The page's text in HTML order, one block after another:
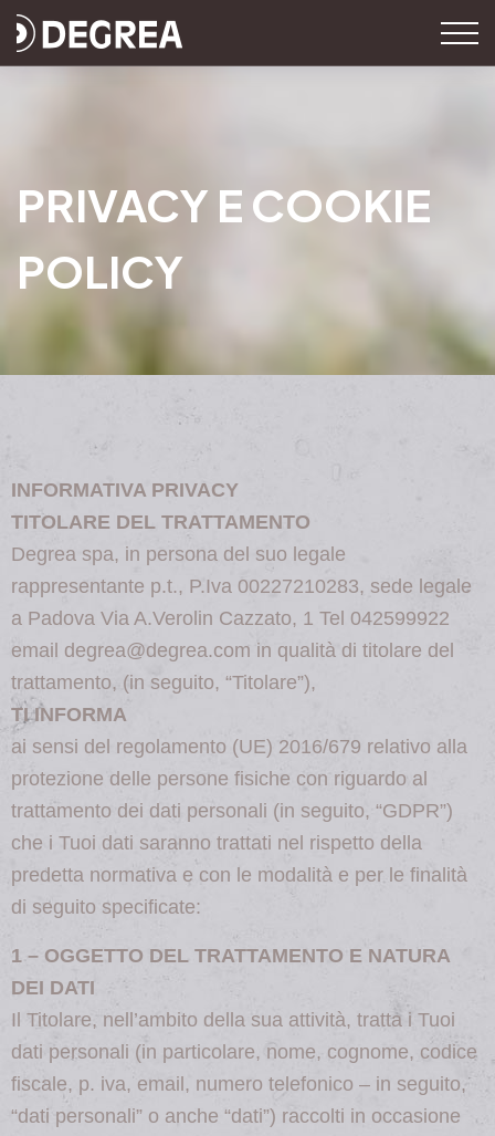
PRIVACY E COOKIE
POLICY
INFORMATIVA PRIVACY
TITOLARE DEL TRATTAMENTO
Degrea spa, in persona del suo legale
rappresentante p.t., P.Iva 00227210283, sede legale
a Padova Via A.Verolin Cazzato, 1 Tel 042599922
email degrea@degrea.com in qualità di titolare del
trattamento, (in seguito, “Titolare”),
TI INFORMA
ai sensi del regolamento (UE) 2016/679 relativo alla
protezione delle persone fisiche con riguardo al
trattamento dei dati personali (in seguito, “GDPR”)
che i Tuoi dati saranno trattati nel rispetto della
predetta normativa e con le modalità e per le finalità
di seguito specificate:
1 – OGGETTO DEL TRATTAMENTO E NATURA
DEI DATI
Il Titolare, nell’ambito della sua attività, tratta i Tuoi
dati personali (in particolare, nome, cognome, codice
fiscale, p. iva, email, numero telefonico – in seguito,
“dati personali” o anche “dati”) raccolti in occasione